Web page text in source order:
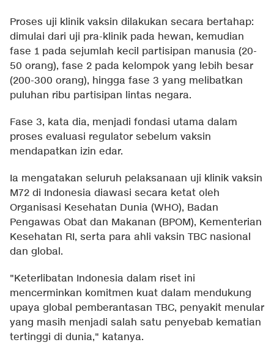
Proses uji klinik vaksin dilakukan secara bertahap:
dimulai dari uji pra-klinik pada hewan, kemudian
fase 1 pada sejumlah kecil partisipan manusia (20-
50 orang), fase 2 pada kelompok yang lebih besar
(200-300 orang), hingga fase 3 yang melibatkan
puluhan ribu partisipan lintas negara.
Fase 3, kata dia, menjadi fondasi utama dalam
proses evaluasi regulator sebelum vaksin
mendapatkan izin edar.
Ia mengatakan seluruh pelaksanaan uji klinik vaksin
M72 di Indonesia diawasi secara ketat oleh
Organisasi Kesehatan Dunia (WHO), Badan
Pengawas Obat dan Makanan (BPOM), Kementerian
Kesehatan RI, serta para ahli vaksin TBC nasional
dan global.
"Keterlibatan Indonesia dalam riset ini
mencerminkan komitmen kuat dalam mendukung
upaya global pemberantasan TBC, penyakit menular
yang masih menjadi salah satu penyebab kematian
tertinggi di dunia," katanya.